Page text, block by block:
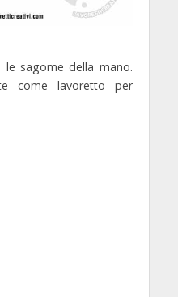
le sagome della mano.
come lavoretto per